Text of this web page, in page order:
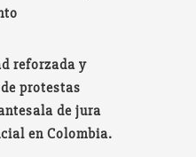
reforzada y
protestas
de jura
en Colombia.